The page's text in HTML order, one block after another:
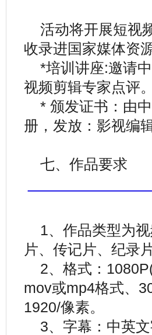
活动将开展短视
收录进国家媒体资
*培训讲座:邀请
视频剪辑专家点评。
* 颁发证书：由
册，发放：影视编
七、作品要求
1、作品类型为
片、传记片、纪录
2、格式：
mov或mp4格式、
1920/像素。
3、字幕：中英